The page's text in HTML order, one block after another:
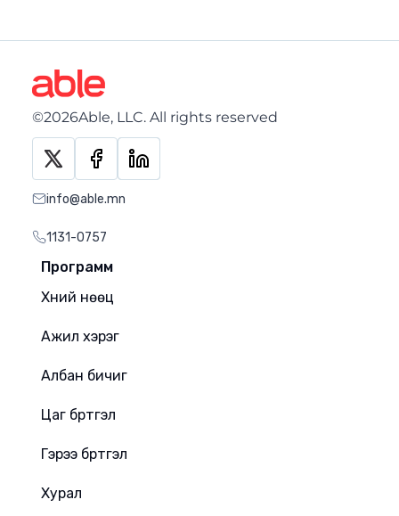
©2026Able, LLC. All rights reserved
info@able.mn
1131-0757
Программ
Хүний нөөц
Ажил хэрэг
Албан бичиг
Цаг бүртгэл
Гэрээ бүртгэл
Хурал